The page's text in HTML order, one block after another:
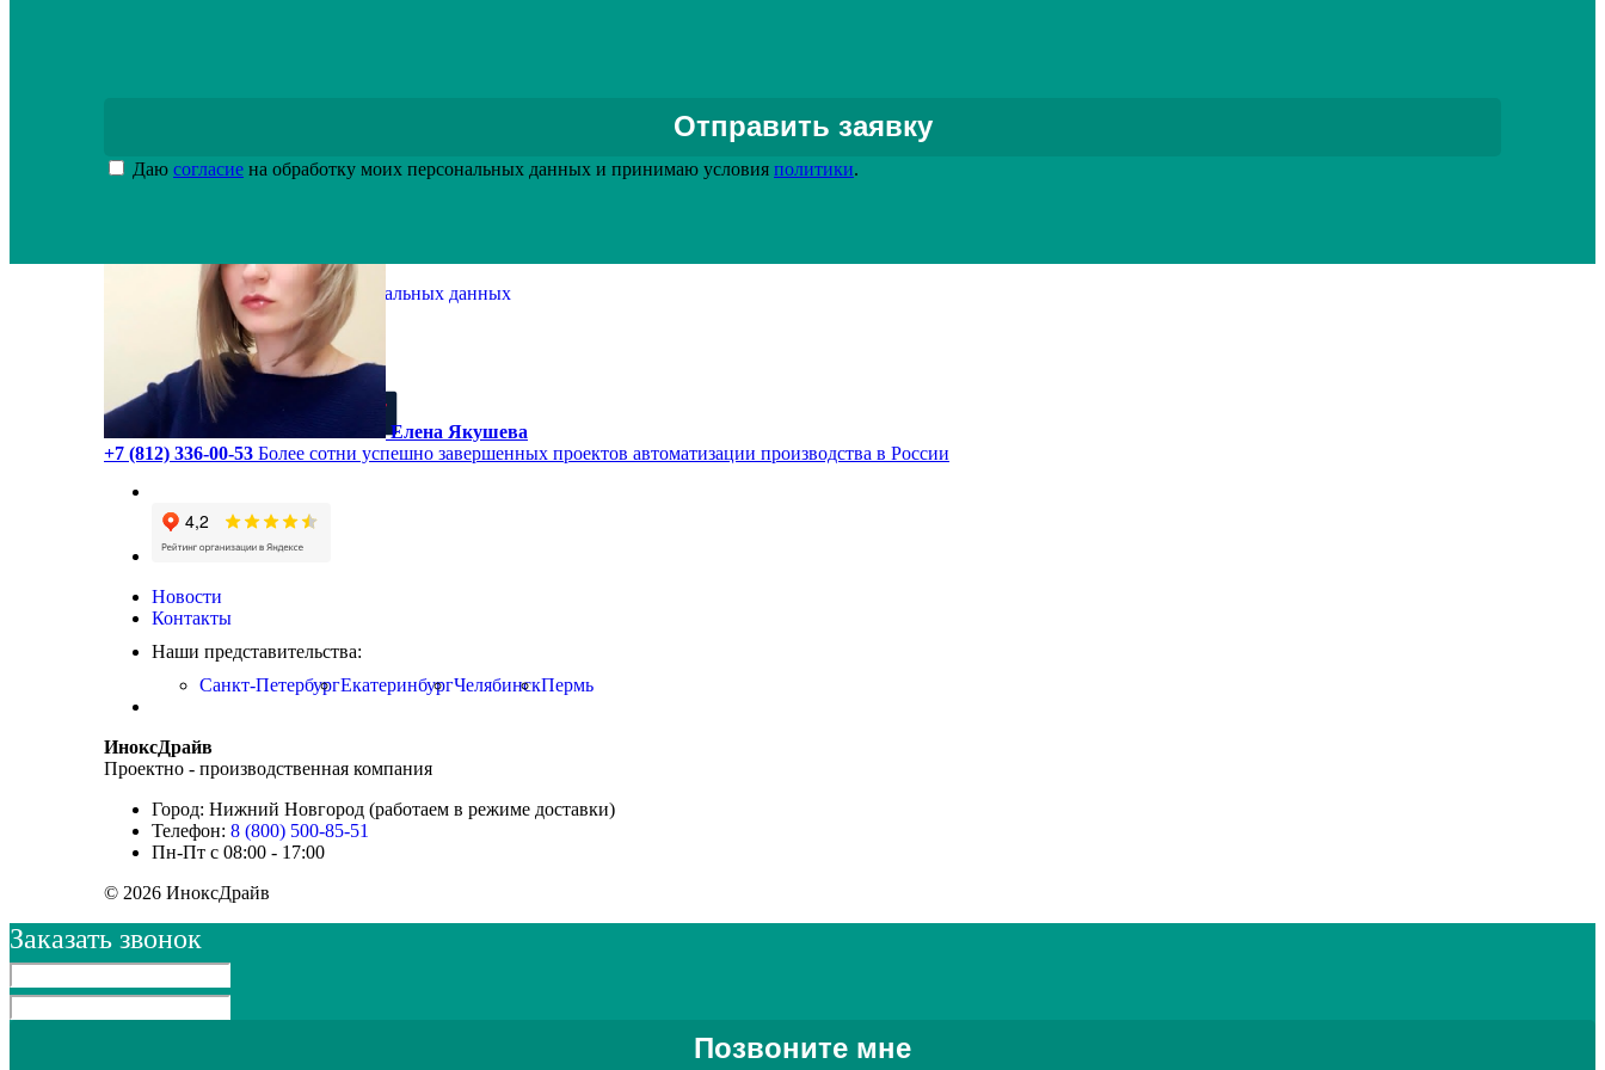
Задать вопрос специалисту
Елена Якушева
+7 (812) 336-00-53 Более сотни успешно завершенных проектов автоматизации производства в России
Даю согласие на обработку моих персональных данных и принимаю условия политики.
Политика обработки персональных данных
Оставить заявку
Заказать обратный звонок
info@inox-drive.ru
+7 (812) 336-00-53
Новости
Контакты
Наши представительства:
Санкт-ПетербургЕкатеринбургЧелябинскПермь
ИноксДрайв
Проектно - производственная компания
Город: Нижний Новгород (работаем в режиме доставки)
Телефон: 8 (800) 500-85-51
Пн-Пт с 08:00 - 17:00
© 2026 ИноксДрайв
Заказать звонок